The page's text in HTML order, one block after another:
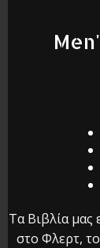
Θες να
Τα Βιβλία μας
στο Φλερτ,